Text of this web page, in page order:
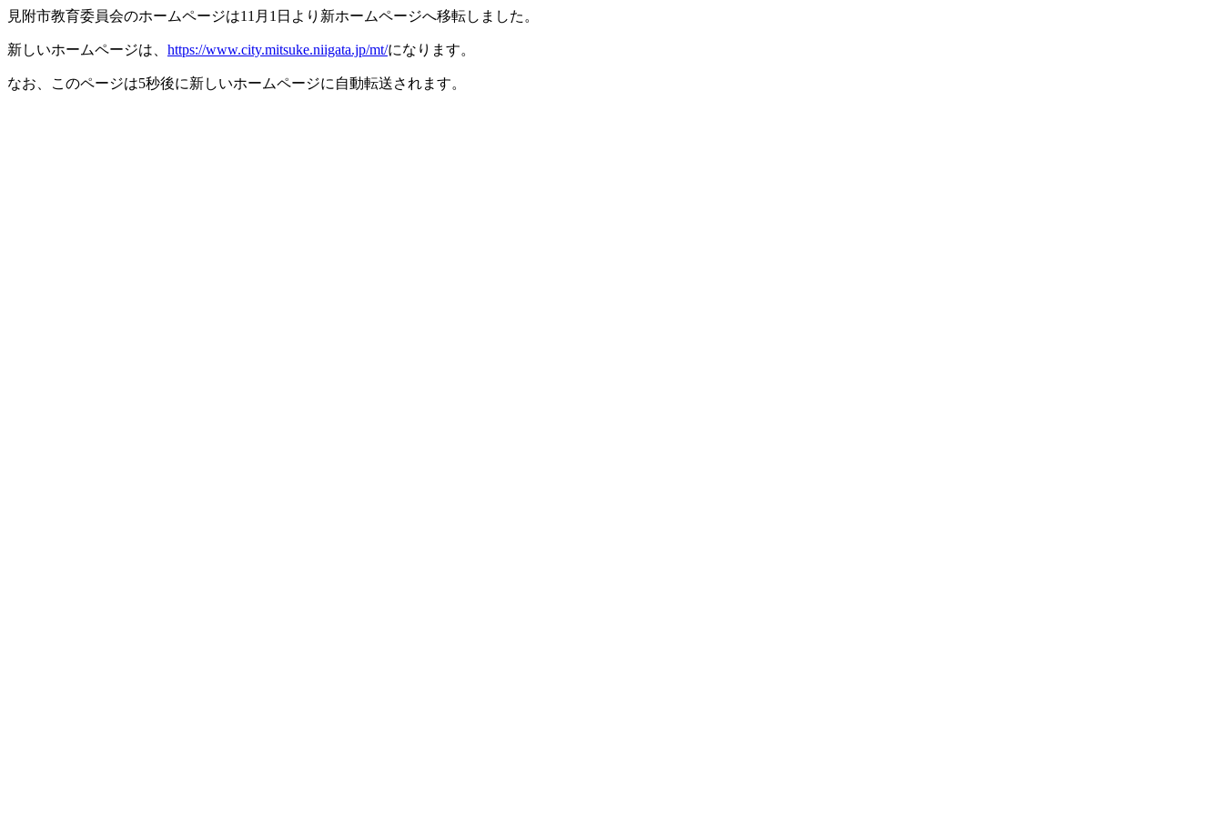
見附市教育委員会のホームページは11月1日より新ホームページへ移転しました。
新しいホームページは、 https://www.city.mitsuke.niigata.jp/mt/になります。
なお、このページは5秒後に新しいホームページに自動転送されます。